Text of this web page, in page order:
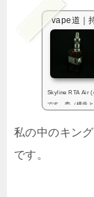
ので、2016年は
きな私の所業と
vape道｜
Skyline RTA Air
です。壱（構造
くマイク...
私の中のキン
です。